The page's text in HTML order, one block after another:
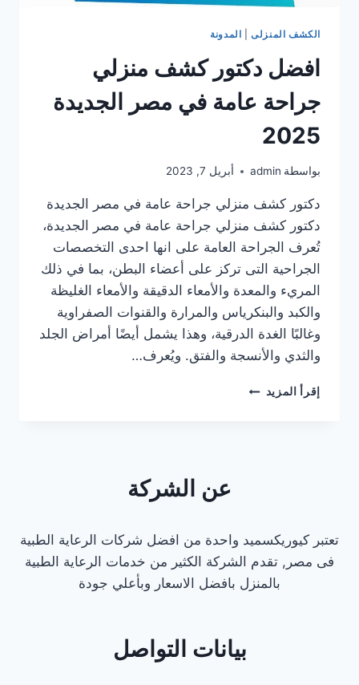
الكشف المنزلى| المدونة
افضل دكتور كشف منزلي
جراحة عامة في مصر الجديدة
2025
بواسطة admin أبريل 7, 2023
دكتور كشف منزلي جراحة عامة في مصر الجديدة
دكتور كشف منزلي جراحة عامة في مصر الجديدة،
تُعرف الجراحة العامة على انها احدى التخصصات
الجراحية التى تركز على أعضاء البطن، بما في ذلك
المريء والمعدة والأمعاء الدقيقة والأمعاء الغليظة
والكبد والبنكرياس والمرارة والقنوات الصفراوية
وغالبًا الغدة الدرقية، وهذا يشمل أيضًا أمراض الجلد
والثدي والأنسجة والفتق. ويُعرف…
إقرأ المزيد افضل
2025
عن الشركة
تعتبر كيوريكسميد واحدة من افضل شركات الرعاية الطبية
فى مصر, تقدم الشركة الكثير من خدمات الرعاية الطبية
بالمنزل بافضل الاسعار وبأعلي جودة
بيانات التواصل